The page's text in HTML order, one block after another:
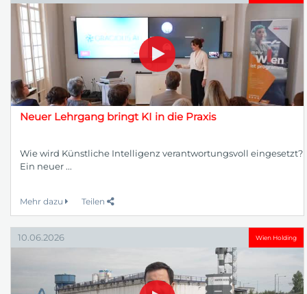
Neuer Lehrgang bringt KI in die Praxis
Wie wird Künstliche Intelligenz verantwortungsvoll eingesetzt?
Ein neuer ...
Mehr dazu Teilen
10.06.2026 Wien Holding